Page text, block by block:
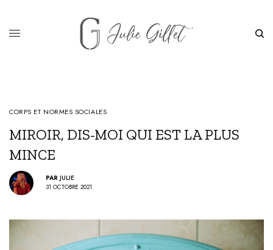
CORPS ET NORMES SOCIALES
MIROIR, DIS-MOI QUI EST LA PLUS
MINCE
PAR JULIE
31 OCTOBRE 2021